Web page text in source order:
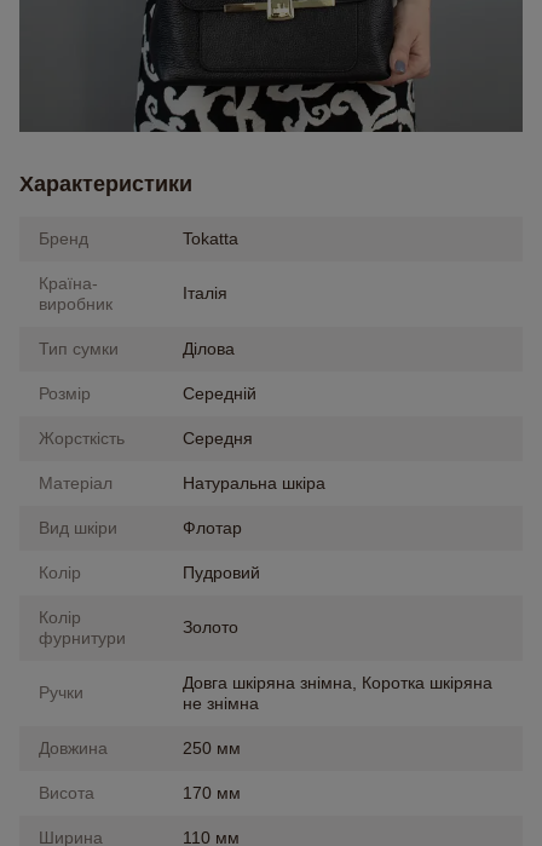
Характеристики
Бренд Tokatta
Країна-
виробник
Італія
Тип сумки Ділова
Розмір Середній
Жорсткість Середня
Матеріал Натуральна шкіра
Вид шкіри Флотар
Колір Пудровий
Колір
фурнитури
Золото
Ручки
Довга шкіряна знімна, Коротка шкіряна
не знімна
Довжина 250 мм
Висота 170 мм
Ширина 110 мм